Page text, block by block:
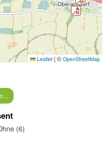
Leaflet | © OpenStreetMap
(6)